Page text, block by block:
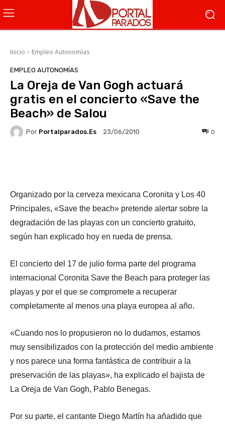
Inicio Empleo Autonomías
EMPLEO AUTONOMÍAS
La Oreja de Van Gogh actuará
gratis en el concierto «Save the
Beach» de Salou
Por Portalparados.es 23/06/2010 0
Organizado por la cerveza mexicana Coronita y Los 40
Principales, «Save the beach» pretende alertar sobre la
degradación de las playas con un concierto gratuito,
según han explicado hoy en rueda de prensa.
El concierto del 17 de julio forma parte del programa
internacional Coronita Save the Beach para proteger las
playas y por el que se compromete a recuperar
completamente al menos una playa europea al año.
«Cuando nos lo propusieron no lo dudamos, estamos
muy sensibilizados con la protección del medio ambiente
y nos parece una forma fantástica de contribuir a la
preservación de las playas», ha explicado el bajista de
La Oreja de Van Gogh, Pablo Benegas.
Por su parte, el cantante Diego Martín ha añadido que